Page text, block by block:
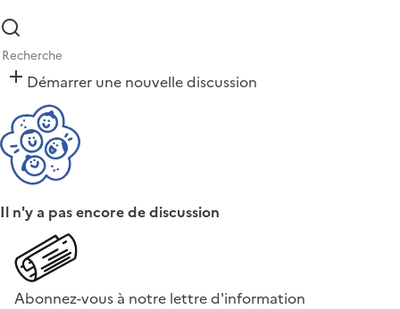
Démarrer une nouvelle discussion
Il n'y a pas encore de discussion
Abonnez-vous à notre lettre d'information